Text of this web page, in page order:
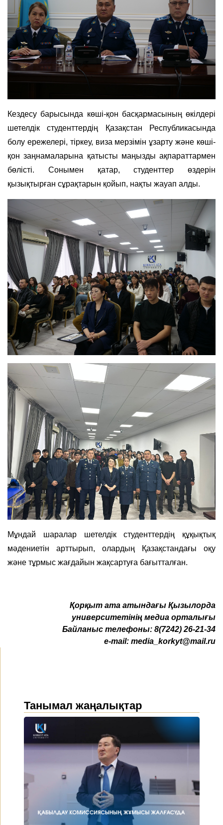
Кездесу барысында көші-қон басқармасының өкілдері
шетелдік студенттердің Қазақстан Республикасында
болу ережелері, тіркеу, виза мерзімін ұзарту және көші-
қон заңнамаларына қатысты маңызды ақпараттармен
бөлісті. Сонымен қатар, студенттер өздерін
қызықтырған сұрақтарын қойып, нақты жауап алды.
Мұндай шаралар шетелдік студенттердің құқықтық
мәдениетін арттырып, олардың Қазақстандағы оқу
және тұрмыс жағдайын жақсартуға бағытталған.
Қорқыт ата атындағы Қызылорда
университетінің медиа орталығы
Байланыс телефоны: 8(7242) 26-21-34
e-mail: media_korkyt@mail.ru
Танымал жаңалықтар